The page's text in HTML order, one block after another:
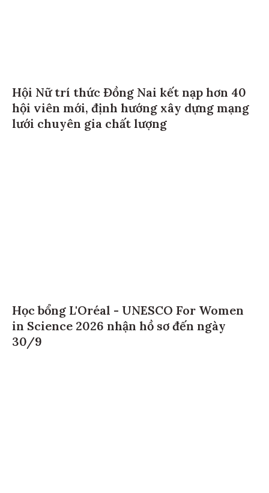
Hội Nữ trí thức Đồng Nai kết nạp hơn 40
hội viên mới, định hướng xây dựng mạng
lưới chuyên gia chất lượng
Học bổng L'Oréal - UNESCO For Women
in Science 2026 nhận hồ sơ đến ngày
30/9